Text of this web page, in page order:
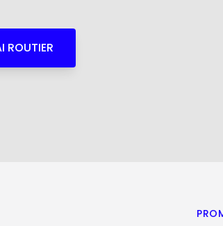
ROUTIER